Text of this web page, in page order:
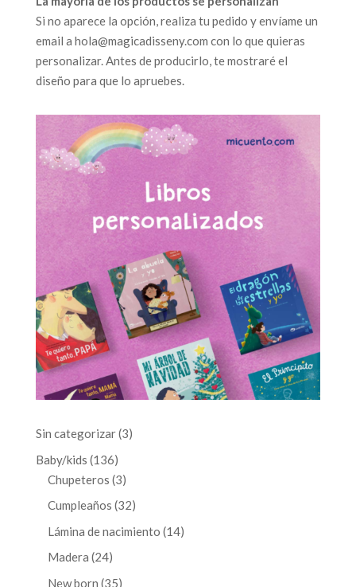
Si no aparece la opción, realiza tu pedido y envíame un
email a hola@magicadisseny.com con lo que quieras
personalizar. Antes de producirlo, te mostraré el
diseño para que lo apruebes.
Sin categorizar 33
Baby/kids 136136
productos
Chupeteros 33
productos
Cumpleaños 3232
productos
Lámina de nacimiento 1414
Madera 2424
productos
New born 3535